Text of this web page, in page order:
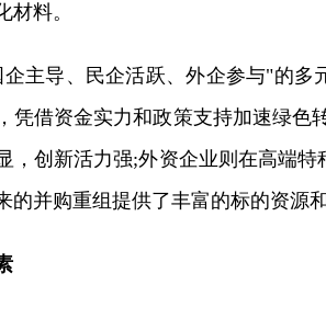
料。
主导、民企活跃、外企参与"的多
借资金实力和政策支持加速绿色
，创新活力强;外资企业则在高端
并购重组提供了丰富的标的资源和